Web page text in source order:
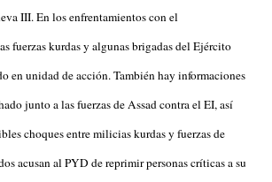
III. En los enfrentamientos con el
fuerzas kurdas y algunas brigadas del Ejército
en unidad de acción. También hay informaciones
junto a las fuerzas de Assad contra el EI, así
choques entre milicias kurdas y fuerzas de
acusan al PYD de reprimir personas críticas a su